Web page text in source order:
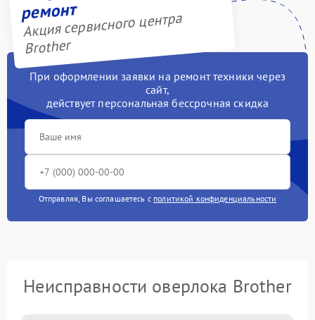
ремонт
Акция сервисного центра
Brother
При оформлении заявки на ремонт техники через
сайт,
действует персональная бессрочная скидка
Отправляя, Вы соглашаетесь с политикой конфиденциальности
Неисправности оверлока Brother